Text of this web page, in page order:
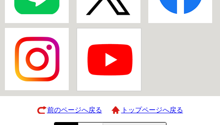
前のページへ戻る トップページへ戻る